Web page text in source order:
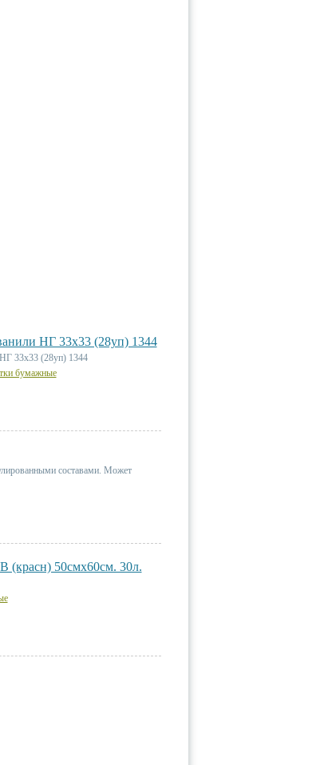
НГ 33х33 (28уп) 1344
33х33 (28уп) 1344
бумажные
составами. Может
(красн) 50смх60см. 30л.